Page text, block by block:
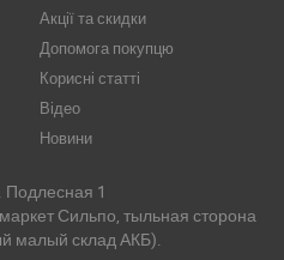
Акції та скидки
Допомога покупцю
Корисні статті
Відео
Новини
Подлесная 1
Сильпо, тыльная сторона
малый склад АКБ).